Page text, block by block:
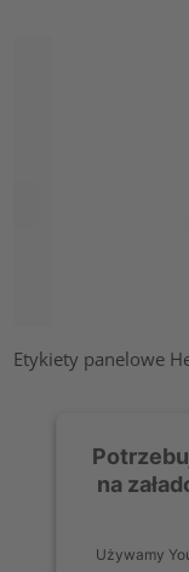
Etykiety panelowe
na
Używamy